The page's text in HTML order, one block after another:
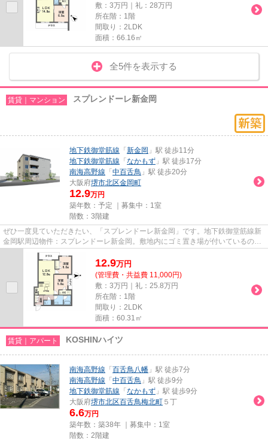
敷：3万円｜礼：28万円
所在階：1階
間取り：2LDK
面積：66.16㎡
全5件を表示する
賃貸｜マンション スプレンドーレ新金岡
地下鉄御堂筋線 「 新金岡 」駅 徒歩11分
地下鉄御堂筋線 「 なかもず 」駅 徒歩17分
南海高野線 「 中百舌鳥 」駅 徒歩20分
大阪府堺市北区金岡町
12.9万円
築年数：予定 ｜募集中： 1室
階数：3階建
ぜひ一度見ていただきたい、「スプレンドーレ新金岡」です。地下鉄御堂筋線新
金岡駅周辺物件：スプレンドーレ新金岡。敷地内にゴミ置き場が付いているの
で、遠くまで運ぶ必要がなくゴ...
12.9万円
(管理費・共益費 11,000円)
敷：3万円｜礼：25.8万円
所在階：1階
間取り：2LDK
面積：60.31㎡
賃貸｜アパート KOSHINハイツ
南海高野線 「 百舌鳥八幡 」駅 徒歩7分
南海高野線 「 中百舌鳥 」駅 徒歩9分
地下鉄御堂筋線 「 なかもず 」駅 徒歩9分
大阪府堺市北区百舌鳥梅北町 ５丁
6.6万円
築年数：築38年 ｜募集中： 1室
階数：2階建